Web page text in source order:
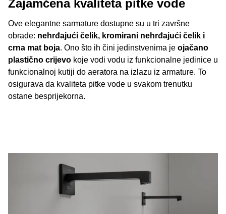
Zajamčena kvaliteta pitke vode
Ove elegantne sarmature dostupne su u tri završne
obrade: nehrđajući čelik, kromirani nehrđajući čelik i
crna mat boja. Ono što ih čini jedinstvenima je ojačano
plastično crijevo koje vodi vodu iz funkcionalne jedinice u
funkcionalnoj kutiji do aeratora na izlazu iz armature. To
osigurava da kvaliteta pitke vode u svakom trenutku
ostane besprijekorna.